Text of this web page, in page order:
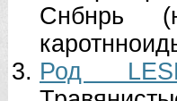
Снбнрь
Род